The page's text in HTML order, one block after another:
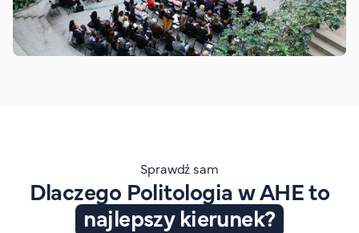
Sprawdź sam
Dlaczego Politologia w AHE to
najlepszy kierunek?